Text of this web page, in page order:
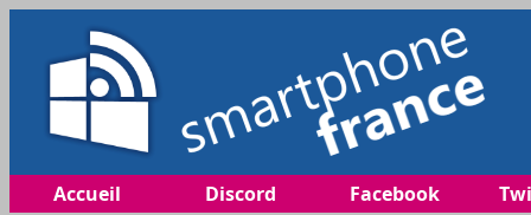
Accueil Discord Facebook